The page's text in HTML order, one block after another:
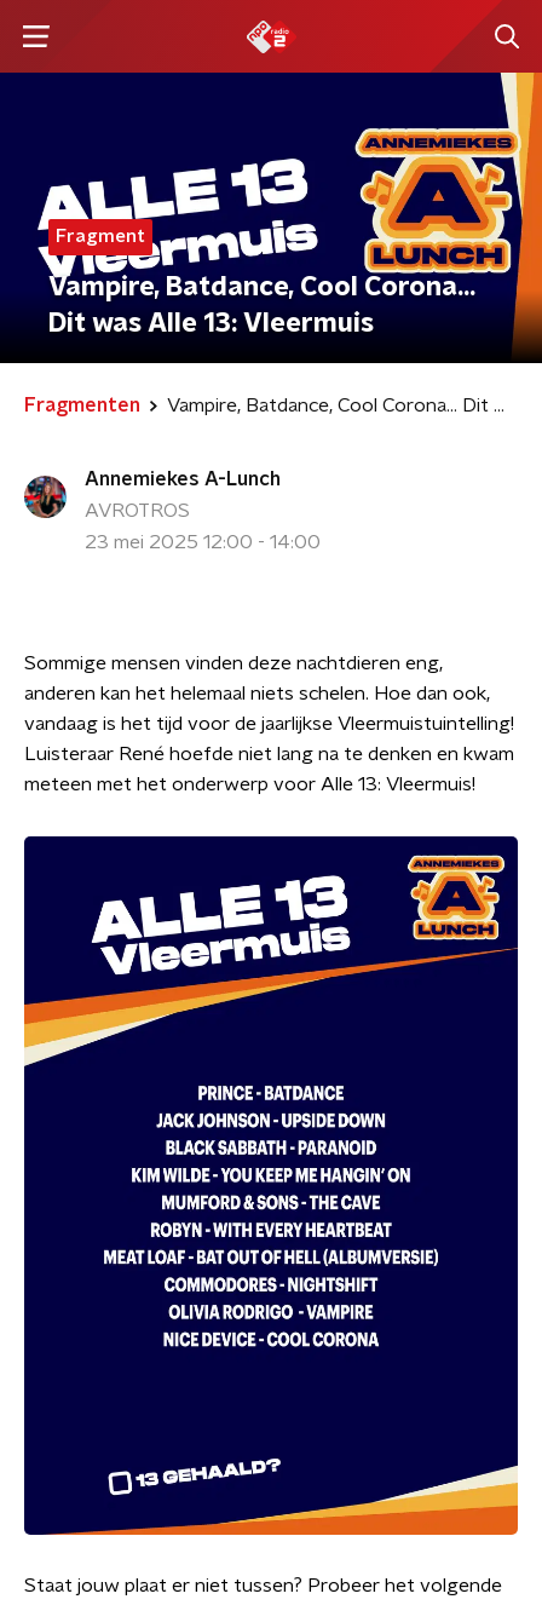
Fragment
Vampire, Batdance, Cool Corona...
Dit was Alle 13: Vleermuis
Fragmenten Vampire, Batdance, Cool Corona... Dit was Alle 13: Vleermuis
Annemiekes A-Lunch
AVROTROS
23 mei 2025 12:00 - 14:00
Sommige mensen vinden deze nachtdieren eng,
anderen kan het helemaal niets schelen. Hoe dan ook,
vandaag is het tijd voor de jaarlijkse Vleermuistuintelling!
Luisteraar René hoefde niet lang na te denken en kwam
meteen met het onderwerp voor Alle 13: Vleermuis!
Staat jouw plaat er niet tussen? Probeer het volgende